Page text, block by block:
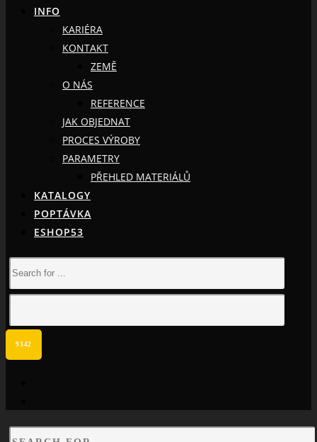
INFO
KARIÉRA
KONTAKT
ZEMĚ
O NÁS
REFERENCE
JAK OBJEDNAT
PROCES VÝROBY
PARAMETRY
PŘEHLED MATERIÁLŮ
KATALOGY
POPTÁVKA
ESHOP53